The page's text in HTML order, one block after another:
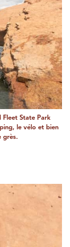
Fleet State Park
le vélo et bien
grès.